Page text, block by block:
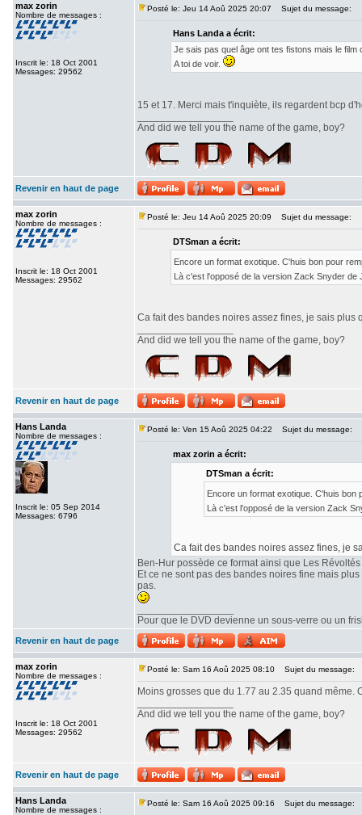
max zorin
Nombre de messages :
Inscrit le: 18 Oct 2001
Messages: 29562
Posté le: Jeu 14 Aoû 2025 20:07 Sujet du message:
Hans Landa a écrit:
Je sais pas quel âge ont tes fistons mais le
A toi de voir.
15 et 17. Merci mais t'inquiète, ils regardent bcp
And did we tell you the name of the game, boy?
Revenir en haut de page
max zorin
Nombre de messages :
Inscrit le: 18 Oct 2001
Messages: 29562
Posté le: Jeu 14 Aoû 2025 20:09 Sujet du message:
DTSman a écrit:
Encore un format exotique. C'huis bon pour
Là c'est l'opposé de la version Zack Snyder de
Ca fait des bandes noires assez fines, je sais
And did we tell you the name of the game, boy?
Revenir en haut de page
Hans Landa
Nombre de messages :
Inscrit le: 05 Sep 2014
Messages: 6796
Posté le: Ven 15 Aoû 2025 04:22 Sujet du message:
max zorin a écrit:
DTSman a écrit:
Encore un format exotique. C'huis
Là c'est l'opposé de la version Zack
Ca fait des bandes noires assez fines, je
Ben-Hur possède ce format ainsi que Les
Et ce ne sont pas des bandes noires fine mais
pas.
Pour que le DVD devienne un sous-verre ou un
Revenir en haut de page
max zorin
Nombre de messages :
Inscrit le: 18 Oct 2001
Messages: 29562
Posté le: Sam 16 Aoû 2025 08:10 Sujet du message:
Moins grosses que du 1.77 au 2.35 quand même.
And did we tell you the name of the game, boy?
Revenir en haut de page
Hans Landa
Nombre de messages :
Posté le: Sam 16 Aoû 2025 09:16 Sujet du message: